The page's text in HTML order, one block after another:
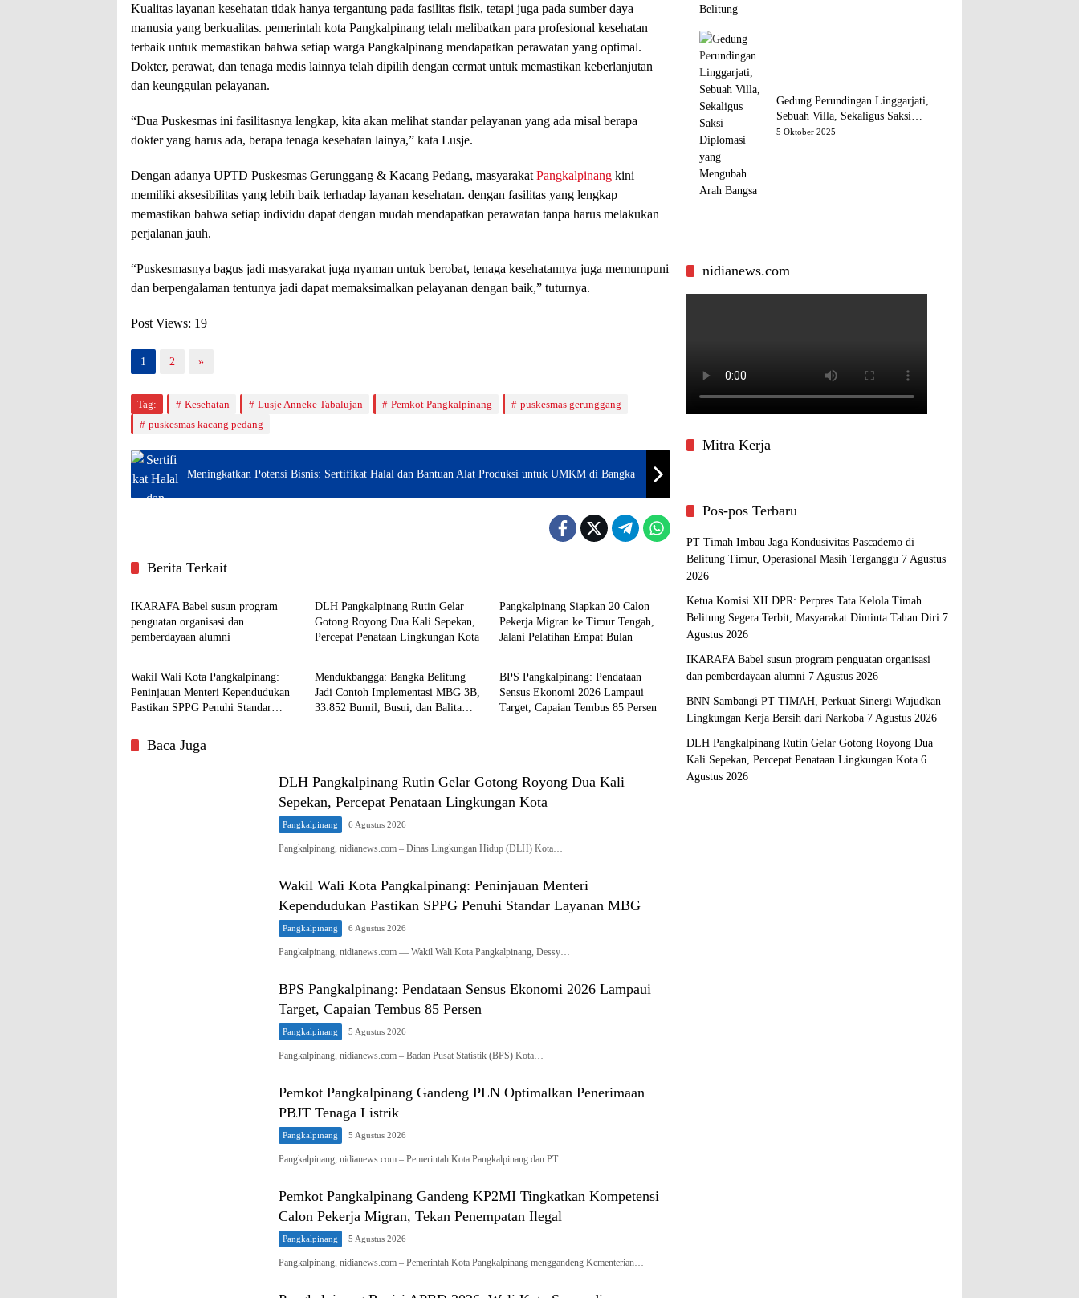
Kualitas layanan kesehatan tidak hanya tergantung pada fasilitas fisik, tetapi juga pada sumber daya
manusia yang berkualitas. pemerintah kota Pangkalpinang telah melibatkan para profesional kesehatan
terbaik untuk memastikan bahwa setiap warga Pangkalpinang mendapatkan perawatan yang optimal.
Dokter, perawat, dan tenaga medis lainnya telah dipilih dengan cermat untuk memastikan keberlanjutan
dan keunggulan pelayanan.
“Dua Puskesmas ini fasilitasnya lengkap, kita akan melihat standar pelayanan yang ada misal berapa
dokter yang harus ada, berapa tenaga kesehatan lainya,” kata Lusje.
Dengan adanya UPTD Puskesmas Gerunggang & Kacang Pedang, masyarakat Pangkalpinang kini
memiliki aksesibilitas yang lebih baik terhadap layanan kesehatan. dengan fasilitas yang lengkap
memastikan bahwa setiap individu dapat dengan mudah mendapatkan perawatan tanpa harus melakukan
perjalanan jauh.
“Puskesmasnya bagus jadi masyarakat juga nyaman untuk berobat, tenaga kesehatannya juga memumpuni
dan berpengalaman tentunya jadi dapat memaksimalkan pelayanan dengan baik,” tuturnya.
Post Views: 19
1 2 »
Tag: Kesehatan Lusje Anneke Tabalujan Pemkot Pangkalpinang
puskesmas gerunggang
puskesmas kacang pedang
Meningkatkan Potensi Bisnis: Sertifikat Halal dan Bantuan Alat Produksi untuk UMKM di Bangka
Berita Terkait
Pangkalpinang
IKARAFA Babel susun program
penguatan organisasi dan
pemberdayaan alumni
DLH Pangkalpinang Rutin Gelar
Gotong Royong Dua Kali Sepekan,
Percepat Penataan Lingkungan Kota
Pangkalpinang Siapkan 20 Calon
Pekerja Migran ke Timur Tengah,
Jalani Pelatihan Empat Bulan
Pangkalpinang
Wakil Wali Kota Pangkalpinang:
Peninjauan Menteri Kependudukan
Pastikan SPPG Penuhi Standar
Pangkalpinang
Mendukbangga: Bangka Belitung
Jadi Contoh Implementasi MBG 3B,
33.852 Bumil, Busui, dan Balita
BPS Pangkalpinang: Pendataan
Sensus Ekonomi 2026 Lampaui
Target, Capaian Tembus 85 Persen
Baca Juga
DLH Pangkalpinang Rutin Gelar Gotong Royong Dua Kali
Sepekan, Percepat Penataan Lingkungan Kota
Pangkalpinang 6 Agustus 2026
Pangkalpinang, nidianews.com – Dinas Lingkungan Hidup (DLH) Kota…
Wakil Wali Kota Pangkalpinang: Peninjauan Menteri
Kependudukan Pastikan SPPG Penuhi Standar Layanan MBG
Pangkalpinang 6 Agustus 2026
Pangkalpinang, nidianews.com — Wakil Wali Kota Pangkalpinang, Dessy…
BPS Pangkalpinang: Pendataan Sensus Ekonomi 2026 Lampaui
Target, Capaian Tembus 85 Persen
Pangkalpinang 5 Agustus 2026
Pangkalpinang, nidianews.com – Badan Pusat Statistik (BPS) Kota…
Pemkot Pangkalpinang Gandeng PLN Optimalkan Penerimaan
PBJT Tenaga Listrik
Pangkalpinang 5 Agustus 2026
Pangkalpinang, nidianews.com – Pemerintah Kota Pangkalpinang dan PT…
Pemkot Pangkalpinang Gandeng KP2MI Tingkatkan Kompetensi
Calon Pekerja Migran, Tekan Penempatan Ilegal
Pangkalpinang 5 Agustus 2026
Pangkalpinang, nidianews.com – Pemerintah Kota Pangkalpinang menggandeng Kementerian…
Gedung Perundingan Linggarjati,
Sebuah Villa, Sekaligus Saksi
Diplomasi yang Mengubah Arah
5 Oktober 2025
nidianews.com
Mitra Kerja
Pos-pos Terbaru
PT Timah Imbau Jaga Kondusivitas Pascademo di
Belitung Timur, Operasional Masih Terganggu 7 Agustus
2026
Ketua Komisi XII DPR: Perpres Tata Kelola Timah
Belitung Segera Terbit, Masyarakat Diminta Tahan Diri 7
Agustus 2026
IKARAFA Babel susun program penguatan organisasi
dan pemberdayaan alumni 7 Agustus 2026
BNN Sambangi PT TIMAH, Perkuat Sinergi Wujudkan
Lingkungan Kerja Bersih dari Narkoba 7 Agustus 2026
DLH Pangkalpinang Rutin Gelar Gotong Royong Dua
Kali Sepekan, Percepat Penataan Lingkungan Kota 6
Agustus 2026